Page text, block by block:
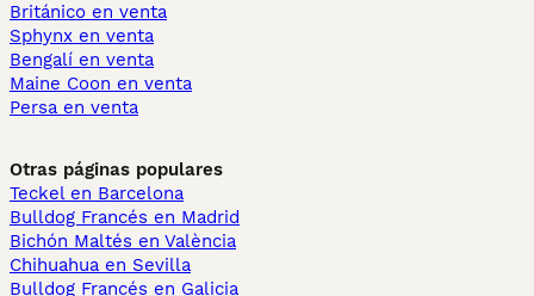
Británico en venta
Sphynx en venta
Bengalí en venta
Maine Coon en venta
Persa en venta
Otras páginas populares
Teckel en Barcelona
Bulldog Francés en Madrid
Bichón Maltés en València
Chihuahua en Sevilla
Bulldog Francés en Galicia